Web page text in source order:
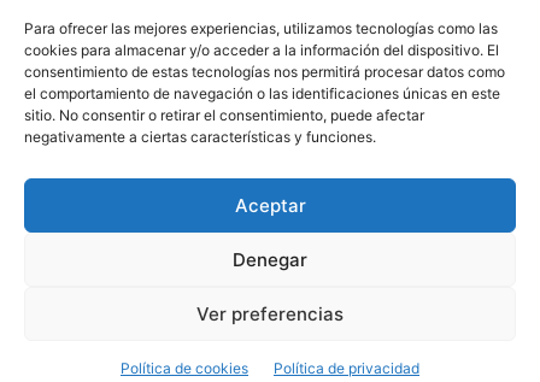
Para ofrecer las mejores experiencias, utilizamos tecnologías como las
cookies para almacenar y/o acceder a la información del dispositivo. El
consentimiento de estas tecnologías nos permitirá procesar datos como
el comportamiento de navegación o las identificaciones únicas en este
sitio. No consentir o retirar el consentimiento, puede afectar
negativamente a ciertas características y funciones.
Aceptar
Denegar
Ver preferencias
Política de cookies Política de privacidad
ABOUT US
Información Cultural de Málaga y otros de interés general
Contact us:musicamalaga55@gmail.com
FOLLOW US
© Musicamalaga